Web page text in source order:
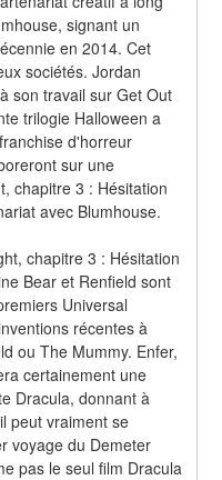
signant un
en 2014. Cet
sociétés. Jordan
son travail sur Get Out
trilogie Halloween a
d'horreur
sur une
chapitre 3 : Hésitation
avec Blumhouse.
chapitre 3 : Hésitation
Bear et Renfield sont
Universal
récentes à
ou The Mummy. Enfer,
certainement une
Dracula, donnant à
peut vraiment se
voyage du Demeter
pas le seul film Dracula